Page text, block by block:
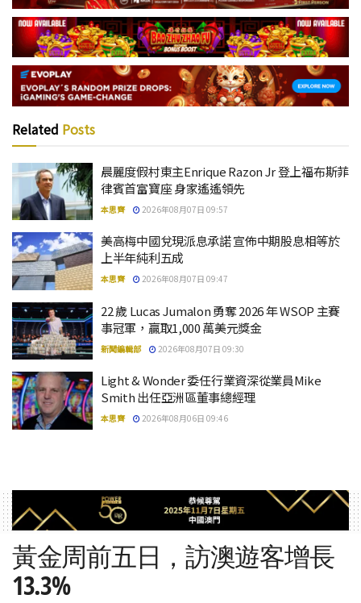
Related Posts
晨麗度假村東主Enrique Razon Jr 登上福布斯菲
律賓首富寶座 身家遙遙領先
本思齊 2026年08月07日 09:57
美高梅中國兌現派息承諾 宣佈中期股息相等於
上半年純利五成
本思齊 2026年08月07日 09:47
22 歲 Lucas Jumalon 勇奪 2026 年 WSOP 主賽
事冠軍，贏取1,000 萬美元獎金
新聞編輯部 2026年08月07日 09:30
Light & Wonder 委任行業資深從業員Mike
Smith 出任亞洲區董事總經理
本思齊 2026年08月06日 09:46
黃金周前五日，訪澳遊客增長
13.3%